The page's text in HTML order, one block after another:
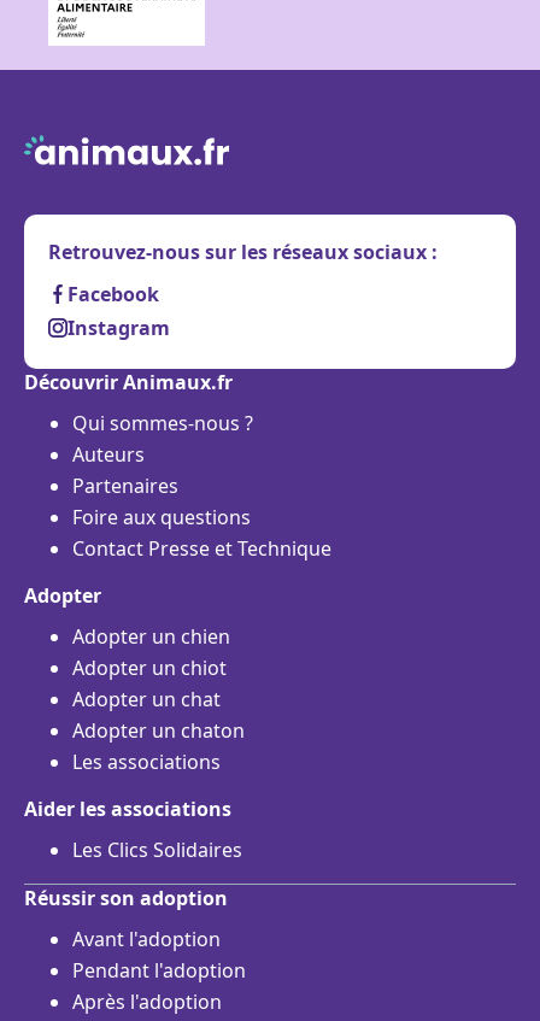
Retrouvez-nous sur les réseaux sociaux :
Facebook
Instagram
Découvrir Animaux.fr
Qui sommes-nous ?
Auteurs
Partenaires
Foire aux questions
Contact Presse et Technique
Adopter
Adopter un chien
Adopter un chiot
Adopter un chat
Adopter un chaton
Les associations
Aider les associations
Les Clics Solidaires
Réussir son adoption
Avant l'adoption
Pendant l'adoption
Après l'adoption